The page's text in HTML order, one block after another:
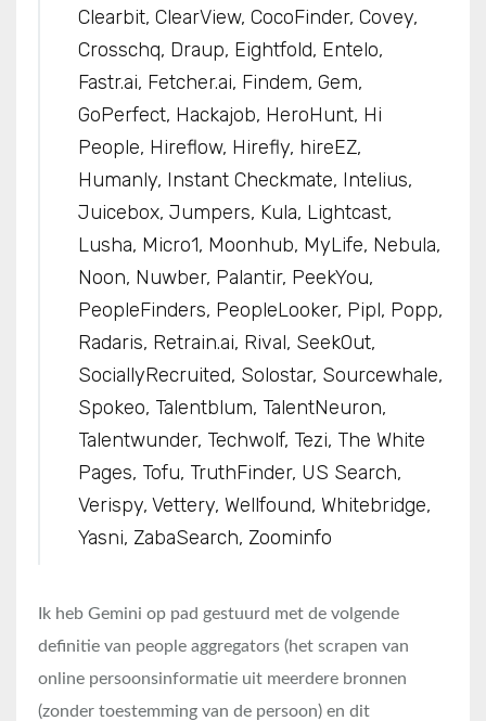
Clearbit, ClearView, CocoFinder, Covey,
Crosschq, Draup, Eightfold, Entelo,
Fastr.ai, Fetcher.ai, Findem, Gem,
GoPerfect, Hackajob, HeroHunt, Hi
People, Hireflow, Hirefly, hireEZ,
Humanly, Instant Checkmate, Intelius,
Juicebox, Jumpers, Kula, Lightcast,
Lusha, Micro1, Moonhub, MyLife, Nebula,
Noon, Nuwber, Palantir, PeekYou,
PeopleFinders, PeopleLooker, Pipl, Popp,
Radaris, Retrain.ai, Rival, SeekOut,
SociallyRecruited, Solostar, Sourcewhale,
Spokeo, Talentblum, TalentNeuron,
Talentwunder, Techwolf, Tezi, The White
Pages, Tofu, TruthFinder, US Search,
Verispy, Vettery, Wellfound, Whitebridge,
Yasni, ZabaSearch, Zoominfo
Ik heb Gemini op pad gestuurd met de volgende
definitie van people aggregators (het scrapen van
online persoonsinformatie uit meerdere bronnen
(zonder toestemming van de persoon) en dit